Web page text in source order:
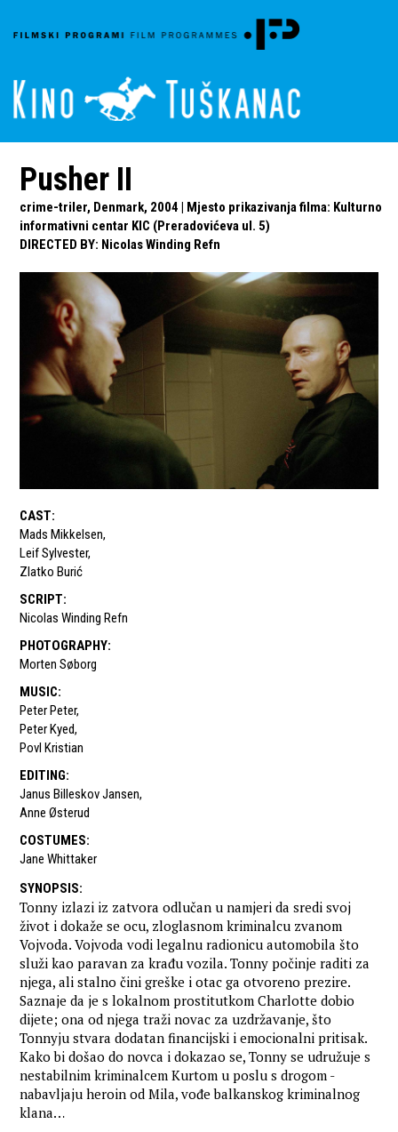
Pusher II
crime-triler, Denmark, 2004 | Mjesto prikazivanja filma: Kulturno
informativni centar KIC (Preradovićeva ul. 5)
DIRECTED BY: Nicolas Winding Refn
CAST:
Mads Mikkelsen,
Leif Sylvester,
Zlatko Burić
SCRIPT:
Nicolas Winding Refn
PHOTOGRAPHY:
Morten Søborg
MUSIC:
Peter Peter,
Peter Kyed,
Povl Kristian
EDITING:
Janus Billeskov Jansen,
Anne Østerud
COSTUMES:
Jane Whittaker
SYNOPSIS:
Tonny izlazi iz zatvora odlučan u namjeri da sredi svoj
život i dokaže se ocu, zloglasnom kriminalcu zvanom
Vojvoda. Vojvoda vodi legalnu radionicu automobila što
služi kao paravan za krađu vozila. Tonny počinje raditi za
njega, ali stalno čini greške i otac ga otvoreno prezire.
Saznaje da je s lokalnom prostitutkom Charlotte dobio
dijete; ona od njega traži novac za uzdržavanje, što
Tonnyju stvara dodatan financijski i emocionalni pritisak.
Kako bi došao do novca i dokazao se, Tonny se udružuje s
nestabilnim kriminalcem Kurtom u poslu s drogom -
nabavljaju heroin od Mila, vođe balkanskog kriminalnog
klana…